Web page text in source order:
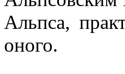
Альпса,
оного.